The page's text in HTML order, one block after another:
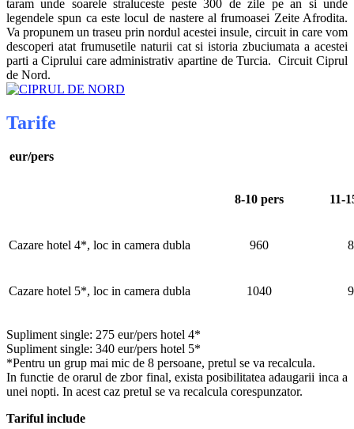
taram unde soarele straluceste peste 300 de zile pe an si unde
legendele spun ca este locul de nastere al frumoasei Zeite Afrodita.
Va propunem un traseu prin nordul acestei insule, circuit in care vom
descoperi atat frumusetile naturii cat si istoria zbuciumata a acestei
parti a Ciprului care administrativ apartine de Turcia. Circuit Ciprul
de Nord.
Tarife
eur/pers
8-10 pers 11-
Cazare hotel 4*, loc in camera dubla 960
Cazare hotel 5*, loc in camera dubla 1040
Supliment single: 275 eur/pers hotel 4*
Supliment single: 340 eur/pers hotel 5*
*Pentru un grup mai mic de 8 persoane, pretul se va recalcula.
In functie de orarul de zbor final, exista posibilitatea adaugarii inca a
unei nopti. In acest caz pretul se va recalcula corespunzator.
Tariful include